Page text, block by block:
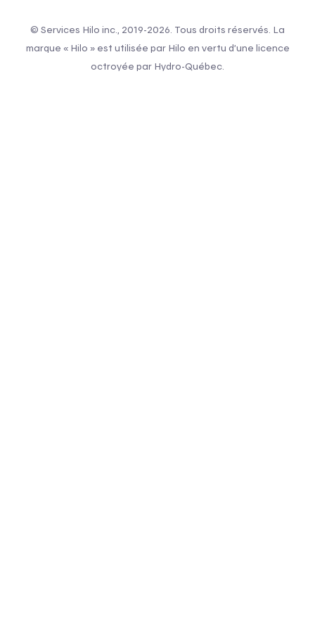
© Services Hilo inc., 2019-2026. Tous droits réservés. La
marque « Hilo » est utilisée par Hilo en vertu d’une licence
octroyée par Hydro-Québec.